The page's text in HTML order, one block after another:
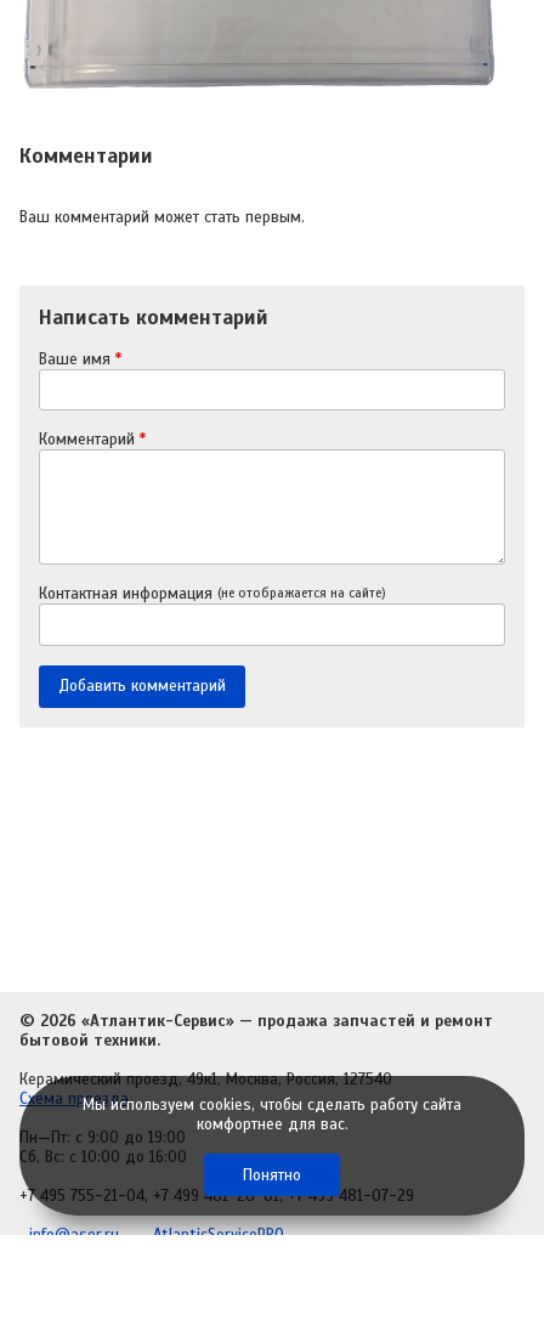
Комментарии
Ваш комментарий может стать первым.
Написать комментарий
Ваше имя *
Комментарий *
Контактная информация (не отображается на сайте)
© 2026 «Атлантик-Сервис» — продажа запчастей и ремонт
бытовой техники.
Керамический проезд, 49к1, Москва, Россия, 127540
Схема проезда
Пн—Пт: с 9:00 до 19:00
Сб, Вс: с 10:00 до 16:00
+7 495 755-21-04, +7 499 481-28-81,+7 499 481-07-29
info@aser.ru
AtlanticServicePRO
Мы используем cookies, чтобы сделать работу сайта
комфортнее для вас.
Понятно